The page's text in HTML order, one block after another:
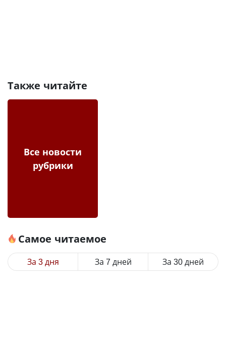
Также читайте
Все новости
рубрики
Самое читаемое
За 3 дня За 7 дней За 30 дней